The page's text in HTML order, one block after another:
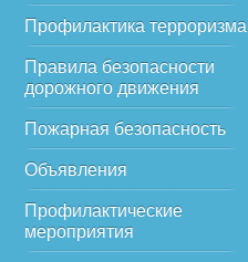
Профилактика терроризма
Правила безопасности
дорожного движения
Пожарная безопасность
Объявления
Профилактические
мероприятия